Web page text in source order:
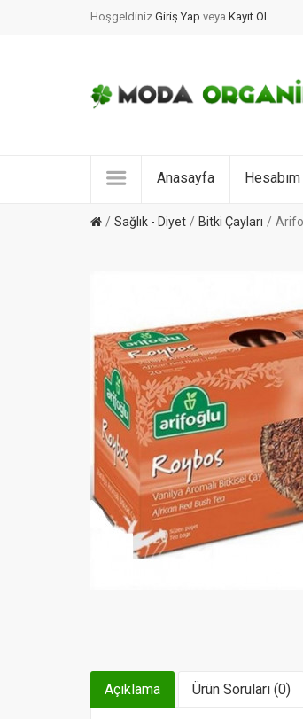
Hoşgeldiniz Giriş Yap veya Kayıt Ol .
Anasayfa Hesabım
Sağlık - Diyet Bitki Çayları
Açıklama Ürün Soruları (0)